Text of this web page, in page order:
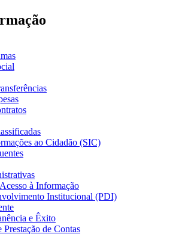
ao Cidadão (SIC)
à Informação
Institucional (PDI)
e Êxito
Prestação de Contas